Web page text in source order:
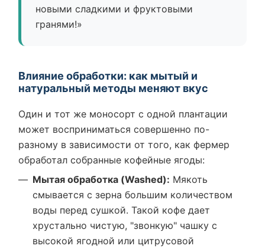
новыми сладкими и фруктовыми
гранями!»
Влияние обработки: как мытый и
натуральный методы меняют вкус
Один и тот же моносорт с одной плантации
может восприниматься совершенно по-
разному в зависимости от того, как фермер
обработал собранные кофейные ягоды:
Мытая обработка (Washed): Мякоть
смывается с зерна большим количеством
воды перед сушкой. Такой кофе дает
хрустально чистую, "звонкую" чашку с
высокой ягодной или цитрусовой